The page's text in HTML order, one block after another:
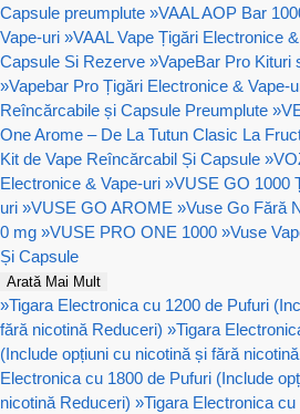
Capsule preumplute »VAAL AOP Bar
Vape-uri »VAAL Vape Țigări Electronice
Capsule Si Rezerve »VapeBar Pro Kituri
»Vapebar Pro Țigări Electronice & Vape-
Reîncărcabile și Capsule Preumplute »
One Arome – De La Tutun Clasic La
Kit de Vape Reîncărcabil Și Capsule »
Electronice & Vape-uri »VUSE GO 1000
uri »VUSE GO AROME »Vuse Go Fără
0 mg »VUSE PRO ONE 1000 »Vuse
Și Capsule
Arată Mai Mult
»Tigara Electronica cu 1200 de Pufuri
fără nicotină Reduceri) »Tigara
(Include opțiuni cu nicotină și fără
Electronica cu 1800 de Pufuri (Include
nicotină Reduceri) »Tigara Electronica